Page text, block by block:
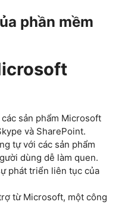
phần mềm
sản phẩm Microsoft
và SharePoint.
tự với các sản phẩm
dùng dễ làm quen.
phát triển liên tục của
từ Microsoft, một công